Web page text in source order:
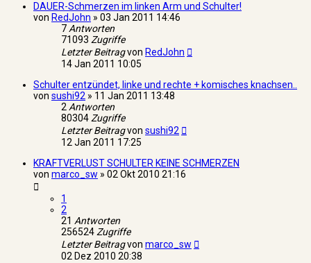
DAUER-Schmerzen im linken Arm und Schulter!
von RedJohn » 03 Jan 2011 14:46
7Antworten
71093 Zugriffe
Letzter Beitragvon RedJohn
14 Jan 2011 10:05
Schulter entzündet, linke und rechte + komisches knachsen..
von sushi92 » 11 Jan 2011 13:48
2Antworten
80304Zugriffe
Letzter Beitragvon sushi92
12 Jan 2011 17:25
KRAFTVERLUST SCHULTER KEINE SCHMERZEN
von marco_sw » 02 Okt 2010 21:16
1
2
21 Antworten
256524Zugriffe
Letzter Beitragvon marco_sw
02 Dez 2010 20:38